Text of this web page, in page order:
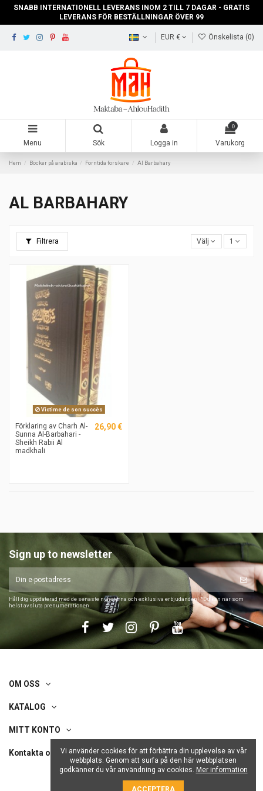
SNABB INTERNATIONELL LEVERANS INOM 2 TILL 7 DAGAR - GRATIS
LEVERANS FÖR BESTÄLLNINGAR ÖVER 99
EUR € Önskelista (0)
Menu Sök Logga in
0
Varukorg
Hem Böcker på arabiska Forntida forskare Al Barbahary
AL BARBAHARY
Filtrera Välj 1
Victime de son succès
Förklaring av Charh Al-
Sunna Al-Barbahari -
Sheikh Rabii Al
madkhali
26,90 €
Sign up to newsletter
Håll dig uppdaterad med de senaste nyheterna och exklusiva erbjudanden! *Du kan när som
helst avsluta prenumerationen.
OM OSS
KATALOG
MITT KONTO
Kontakta oss
Vi använder cookies för att förbättra din upplevelse av vår
webbplats. Genom att surfa på den här webbplatsen
godkänner du vår användning av cookies. Mer information
ACCEPTERA